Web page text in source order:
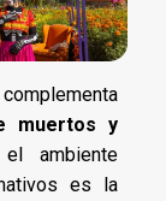
muertos y
ambiente
es la